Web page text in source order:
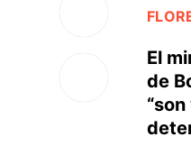
El
de